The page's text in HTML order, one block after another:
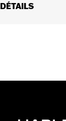
DÉTAILS